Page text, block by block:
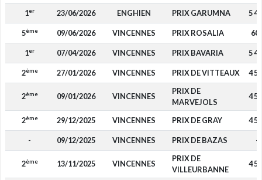
1er 23/06/2026 ENGHIEN PRIX GARUMNA 5
5ème 09/06/2026 VINCENNES PRIX ROSALIA
1er 07/04/2026 VINCENNES PRIX BAVARIA 5
2ème 27/01/2026 VINCENNES PRIX DE VITTEAUX 4
2ème 09/01/2026 VINCENNES
PRIX DE
MARVEJOLS
4
2ème 29/12/2025 VINCENNES PRIX DE GRAY 4
- 09/12/2025 VINCENNES PRIX DE BAZAS -
2ème 13/11/2025 VINCENNES
PRIX DE
VILLEURBANNE
4